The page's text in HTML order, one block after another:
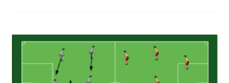
Village
Libéré
Et
Heureux